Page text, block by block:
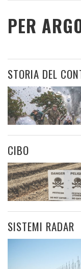
PER
STORIA DEL
CIBO
SISTEMI RADAR